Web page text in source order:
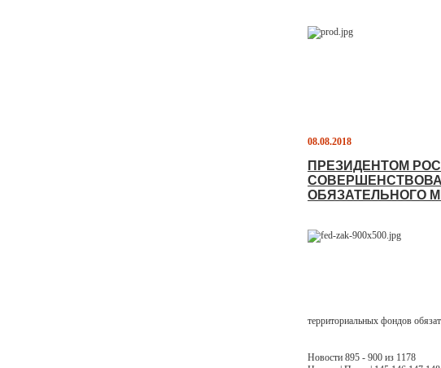
08.08.2018
ПРЕЗИДЕНТОМ
ОБЯЗАТЕЛЬНОГО
территориальных фондов
Новости 895 - 900 из 1178